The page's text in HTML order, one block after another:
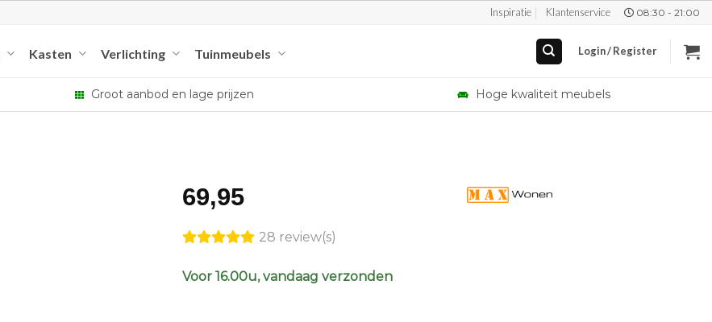
Inspiratie Klantenservice 08:30 - 21:00
Kasten Verlichting Tuinmeubels Login / Register
Groot aanbod en lage prijzen Hoge kwaliteit meubels
69,95
28 review(s)
Voor 16.00u, vandaag verzonden